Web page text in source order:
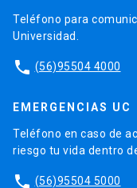
Teléfono para
Universidad.
phone (56)95504 4000
EMERGENCIAS UC
Teléfono en caso de
riesgo tu vida dentro
phone (56)95504 5000